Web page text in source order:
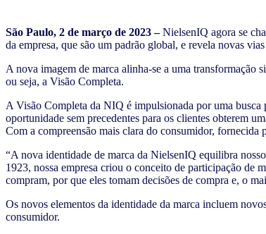
São Paulo, 2 de março de 2023 –NielsenIQ agora se
da empresa, que são um padrão global, e revela novas
A nova imagem de marca alinha-se a uma transformação
ou seja, a Visão Completa.
A Visão Completa da NIQ é impulsionada por uma busca
oportunidade sem precedentes para os clientes obterem
Com a compreensão mais clara do consumidor, fornecida
“A nova identidade de marca da NielsenIQ equilibra
1923, nossa empresa criou o conceito de participação de
compram, por que eles tomam decisões de compra e, o
Os novos elementos da identidade da marca incluem
consumidor.